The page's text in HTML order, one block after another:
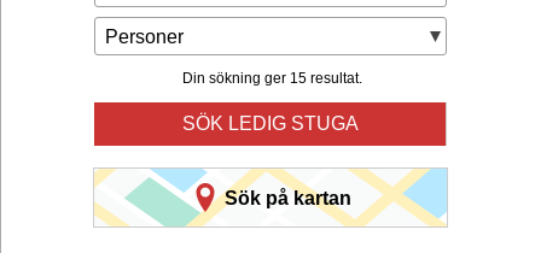
Personer
Din sökning ger 15 resultat.
SÖK LEDIG STUGA
Sök på kartan